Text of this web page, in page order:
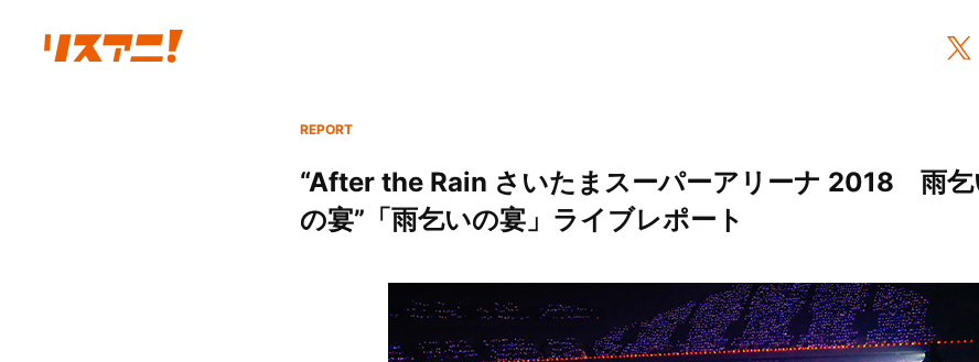
REPORT
“After the Rain さいたまスーパーアリーナ 2018 雨乞
の宴”「雨乞いの宴」ライブレポート